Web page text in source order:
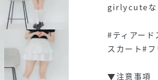
girlycuteな
#ティアー
スカート#
▼注意事項